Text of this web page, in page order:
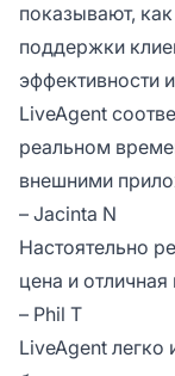
показывают,
поддержки
эффективности
LiveAgent
реальном
внешними
– Jacinta N
Настоятельно
цена и
– Phil T
LiveAgent легко